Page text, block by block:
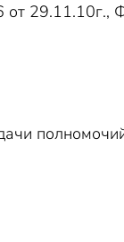
29.11.10г.,